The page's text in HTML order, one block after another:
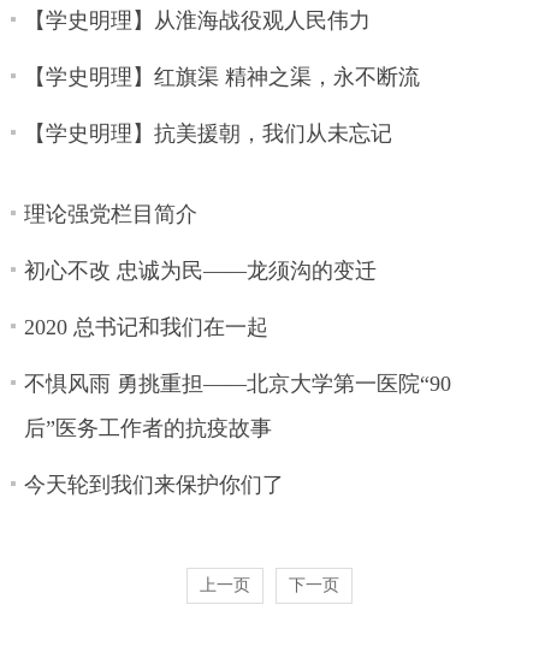
【学史明理】从淮海战役观人民伟力
【学史明理】红旗渠 精神之渠，永不断流
【学史明理】抗美援朝，我们从未忘记
理论强党栏目简介
初心不改 忠诚为民——龙须沟的变迁
2020 总书记和我们在一起
不惧风雨 勇挑重担——北京大学第一医院“90
后”医务工作者的抗疫故事
今天轮到我们来保护你们了
上一页 下一页